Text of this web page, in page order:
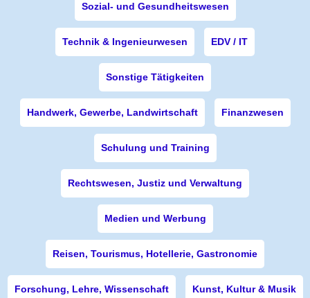
Sozial- und Gesundheitswesen
Technik & Ingenieurwesen EDV / IT
Sonstige Tätigkeiten
Handwerk, Gewerbe, Landwirtschaft Finanzwesen
Schulung und Training
Rechtswesen, Justiz und Verwaltung
Medien und Werbung
Reisen, Tourismus, Hotellerie, Gastronomie
Forschung, Lehre, Wissenschaft Kunst, Kultur & Musik